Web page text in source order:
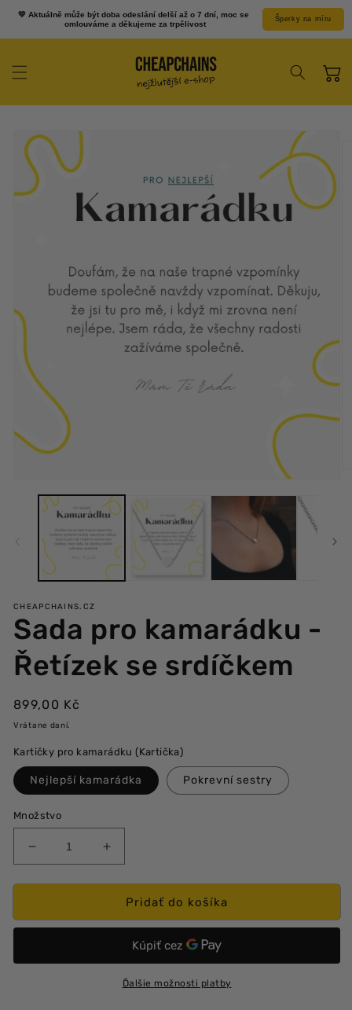
💛 Aktuálně může být doba odeslání delší až o 7 dní, moc se
omlouváme a děkujeme za trpělivost
Šperky na míru
Prejsť k
Košík
informácie o
produkte
multimédiá
okne
CHEAPCHAINS.CZ
Sada pro kamarádku -
Řetízek se srdíčkem
Bežná
cena
899,00 Kč
Vrátane daní.
Kartičky pro kamarádku (Kartička)
Nejlepší kamarádka Pokrevní sestry
Množstvo
množstvo
produktu
pro
Řetízek
Zvýšiť
množstvo
produktu
Sada
pro
Řetízek
Pridať do košíka
Ďalšie možnosti platby